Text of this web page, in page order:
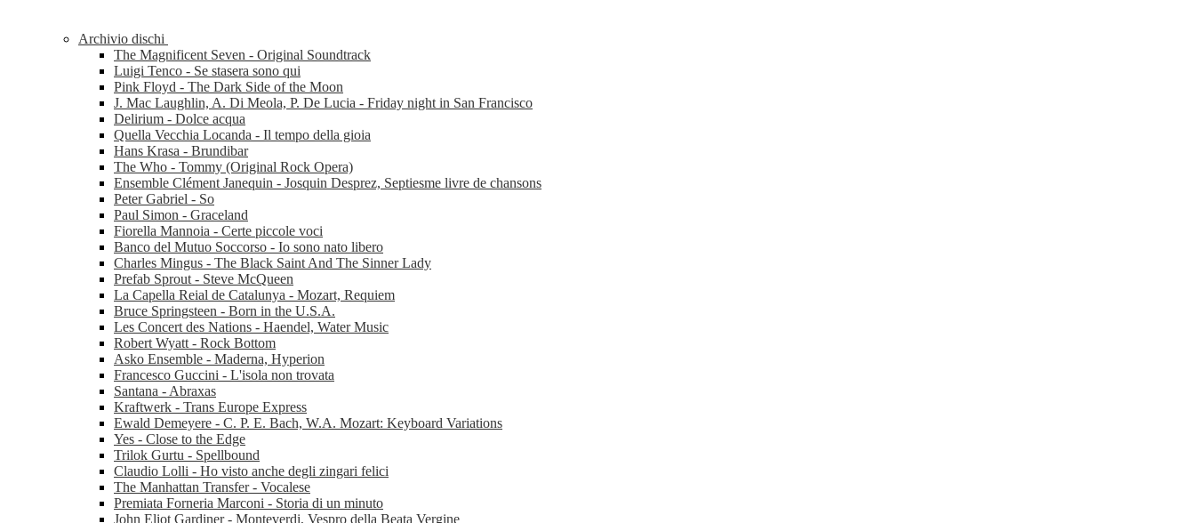
Archivio dischi
The Magnificent Seven - Original Soundtrack
Luigi Tenco - Se stasera sono qui
Pink Floyd - The Dark Side of the Moon
J. Mac Laughlin, A. Di Meola, P. De Lucia - Friday night in San Francisco
Delirium - Dolce acqua
Quella Vecchia Locanda - Il tempo della gioia
Hans Krasa - Brundibar
The Who - Tommy (Original Rock Opera)
Ensemble Clément Janequin - Josquin Desprez, Septiesme livre de chansons
Peter Gabriel - So
Paul Simon - Graceland
Fiorella Mannoia - Certe piccole voci
Banco del Mutuo Soccorso - Io sono nato libero
Charles Mingus - The Black Saint And The Sinner Lady
Prefab Sprout - Steve McQueen
La Capella Reial de Catalunya - Mozart, Requiem
Bruce Springsteen - Born in the U.S.A.
Les Concert des Nations - Haendel, Water Music
Robert Wyatt - Rock Bottom
Asko Ensemble - Maderna, Hyperion
Francesco Guccini - L'isola non trovata
Santana - Abraxas
Kraftwerk - Trans Europe Express
Ewald Demeyere - C. P. E. Bach, W.A. Mozart: Keyboard Variations
Yes - Close to the Edge
Trilok Gurtu - Spellbound
Claudio Lolli - Ho visto anche degli zingari felici
The Manhattan Transfer - Vocalese
Premiata Forneria Marconi - Storia di un minuto
John Eliot Gardiner - Monteverdi, Vespro della Beata Vergine